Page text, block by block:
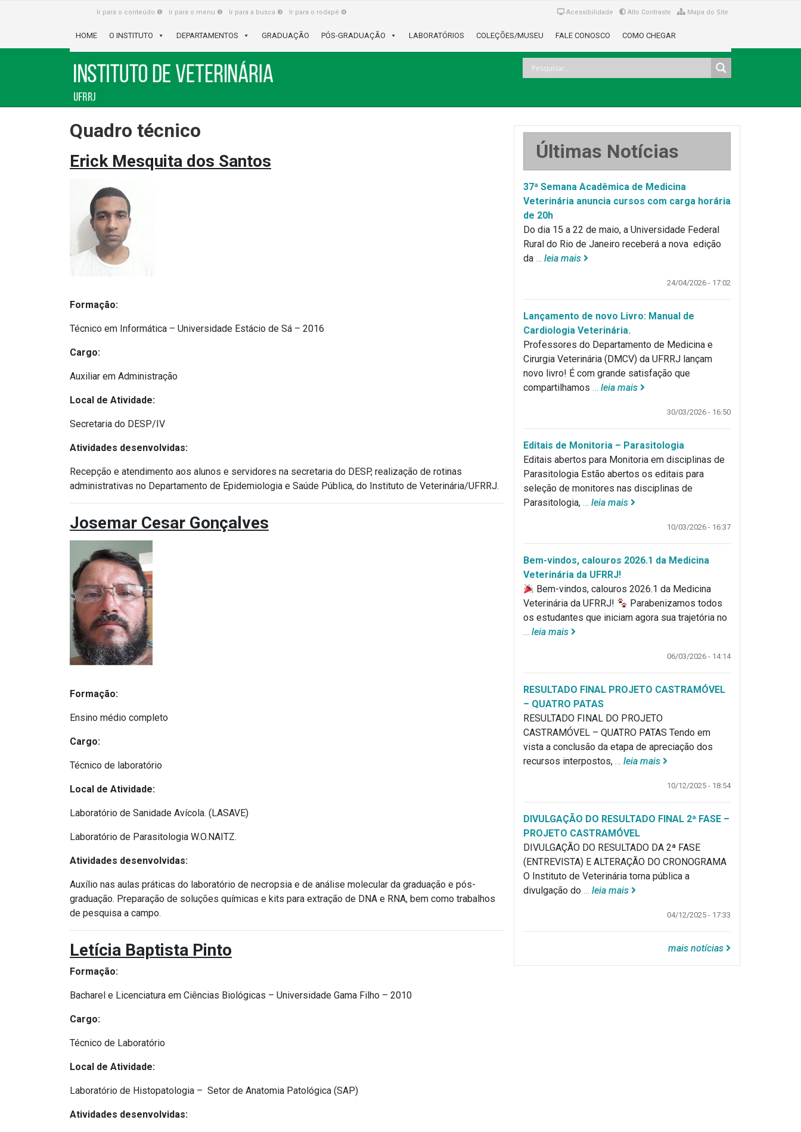
Ir para o conteúdo ❶ Ir para o menu ❷ Ir para a busca ❸ Ir para o rodapé ❹ Mapa do Site
Alto Contraste
Acessibilidade
HOME O INSTITUTO DEPARTAMENTOS GRADUAÇÃO PÓS-GRADUAÇÃO LABORATÓRIOS COLEÇÕES/MUSEU FALE CONOSCO COMO CHEGAR
Quadro técnico
Erick Mesquita dos Santos
Formação:
Técnico em Informática – Universidade Estácio de Sá – 2016
Cargo:
Auxiliar em Administração
Local de Atividade:
Secretaria do DESP/IV
Atividades desenvolvidas:
Recepção e atendimento aos alunos e servidores na secretaria do DESP, realização de rotinas
administrativas no Departamento de Epidemiologia e Saúde Pública, do Instituto de Veterinária/UFRRJ.
Josemar Cesar Gonçalves
Formação:
Ensino médio completo
Cargo:
Técnico de laboratório
Local de Atividade:
Laboratório de Sanidade Avícola. (LASAVE)
Laboratório de Parasitologia W.O.NAITZ.
Atividades desenvolvidas:
Auxílio nas aulas práticas do laboratório de necropsia e de análise molecular da graduação e pós-
graduação. Preparação de soluções químicas e kits para extração de DNA e RNA, bem como trabalhos
de pesquisa a campo.
Letícia Baptista Pinto
Formação:
Bacharel e Licenciatura em Ciências Biológicas – Universidade Gama Filho – 2010
Cargo:
Técnico de Laboratório
Local de Atividade:
Laboratório de Histopatologia – Setor de Anatomia Patológica (SAP)
Atividades desenvolvidas:
Últimas Notícias
37ª Semana Acadêmica de Medicina
Veterinária anuncia cursos com carga horária
de 20h
Do dia 15 a 22 de maio, a Universidade Federal
Rural do Rio de Janeiro receberá a nova edição
da … leia mais
24/04/2026 - 17:02
Lançamento de novo Livro: Manual de
Cardiologia Veterinária.
Professores do Departamento de Medicina e
Cirurgia Veterinária (DMCV) da UFRRJ lançam
novo livro! É com grande satisfação que
compartilhamos … leia mais
30/03/2026 - 16:50
Editais de Monitoria – Parasitologia
Editais abertos para Monitoria em disciplinas de
Parasitologia Estão abertos os editais para
seleção de monitores nas disciplinas de
Parasitologia, … leia mais
10/03/2026 - 16:37
Bem-vindos, calouros 2026.1 da Medicina
Veterinária da UFRRJ!
Bem-vindos, calouros 2026.1 da Medicina
Veterinária da UFRRJ!
Parabenizamos todos
os estudantes que iniciam agora sua trajetória no
… leia mais
06/03/2026 - 14:14
RESULTADO FINAL PROJETO CASTRAMÓVEL
– QUATRO PATAS
RESULTADO FINAL DO PROJETO
CASTRAMÓVEL – QUATRO PATAS Tendo em
vista a conclusão da etapa de apreciação dos
recursos interpostos, … leia mais
10/12/2025 - 18:54
DIVULGAÇÃO DO RESULTADO FINAL 2ª FASE –
PROJETO CASTRAMÓVEL
DIVULGAÇÃO DO RESULTADO DA 2ª FASE
(ENTREVISTA) E ALTERAÇÃO DO CRONOGRAMA
O Instituto de Veterinária torna pública a
divulgação do … leia mais
04/12/2025 - 17:33
mais notícias